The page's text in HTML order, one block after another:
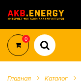
0
Главная Каталог